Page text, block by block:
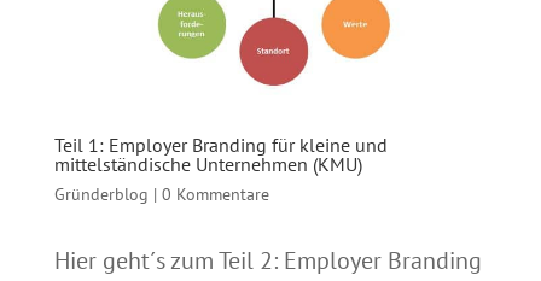
Teil 1: Employer Branding für kleine und
mittelständische Unternehmen (KMU)
Gründerblog | 0 Kommentare
Hier geht´s zum Teil 2: Employer Branding